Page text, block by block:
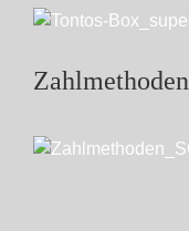
Zahlmethoden